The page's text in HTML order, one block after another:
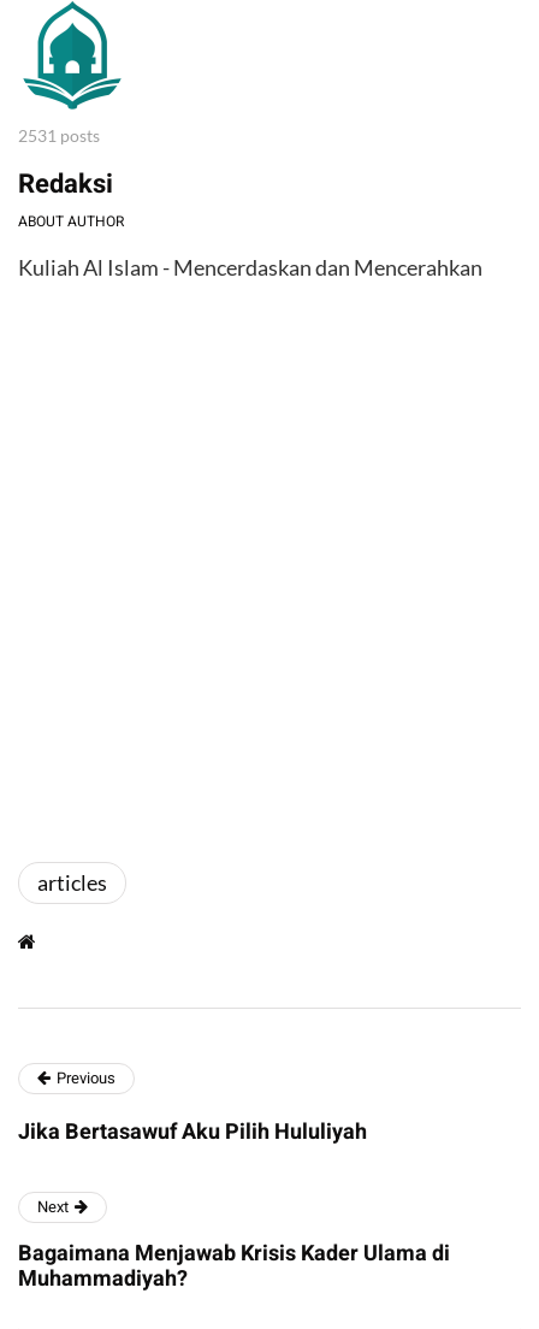
2531 posts
Redaksi
ABOUT AUTHOR
Kuliah Al Islam - Mencerdaskan dan Mencerahkan
articles
Previous
Jika Bertasawuf Aku Pilih Hululiyah
Next
Bagaimana Menjawab Krisis Kader Ulama di
Muhammadiyah?